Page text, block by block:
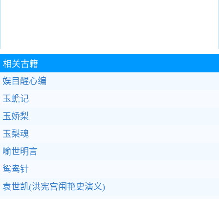
相关古籍
娱目醒心编
玉蟾记
玉娇梨
玉梨魂
喻世明言
鸳鸯针
袁世凯(洪宪宫闱艳史演义)